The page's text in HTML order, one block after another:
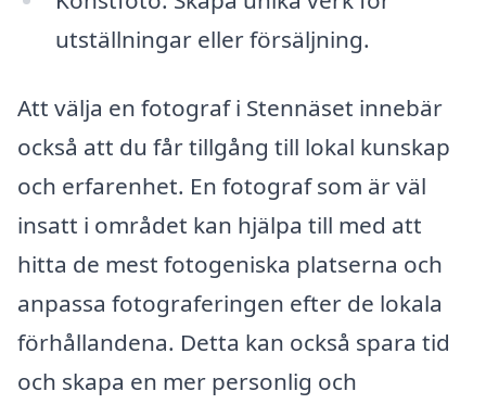
utställningar eller försäljning.
Att välja en fotograf i Stennäset innebär
också att du får tillgång till lokal kunskap
och erfarenhet. En fotograf som är väl
insatt i området kan hjälpa till med att
hitta de mest fotogeniska platserna och
anpassa fotograferingen efter de lokala
förhållandena. Detta kan också spara tid
och skapa en mer personlig och